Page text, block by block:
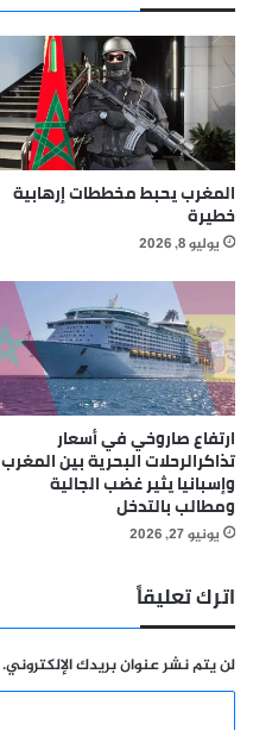
المغرب يحبط مخططات إرهابية
خطيرة
يوليو 8, 2026
ارتفاع صاروخي في أسعار
تذاكرالرحلات البحرية بين المغرب
وإسبانيا يثير غضب الجالية
ومطالب بالتدخل
يونيو 27, 2026
اترك تعليقاً
لن يتم نشر عنوان بريدك الإلكتروني.